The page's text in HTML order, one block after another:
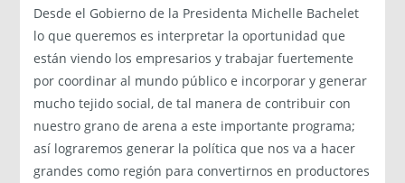
Desde el Gobierno de la Presidenta Michelle Bachelet
lo que queremos es interpretar la oportunidad que
están viendo los empresarios y trabajar fuertemente
por coordinar al mundo público e incorporar y generar
mucho tejido social, de tal manera de contribuir con
nuestro grano de arena a este importante programa;
así lograremos generar la política que nos va a hacer
grandes como región para convertirnos en productores